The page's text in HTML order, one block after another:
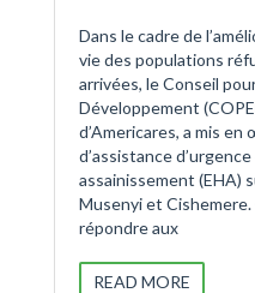
Dans le cadre de
vie des populations
arrivées, le Conseil
Développement
d’Americares, a mis
d’assistance
assainissement (EHA)
Musenyi et
répondre aux
READ MORE